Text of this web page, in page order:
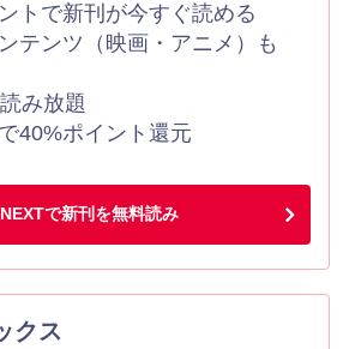
トで新刊が今すぐ読める
テンツ（映画・アニメ）も
み放題
40%ポイント還元
で新刊を無料読み
クス